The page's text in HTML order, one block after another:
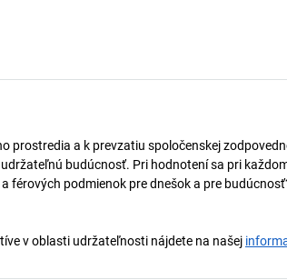
prostredia a k prevzatiu spoločenskej
budúcnosť. Pri hodnotení sa pri
podmienok pre dnešok a pre
v oblasti udržateľnosti nájdete na našej